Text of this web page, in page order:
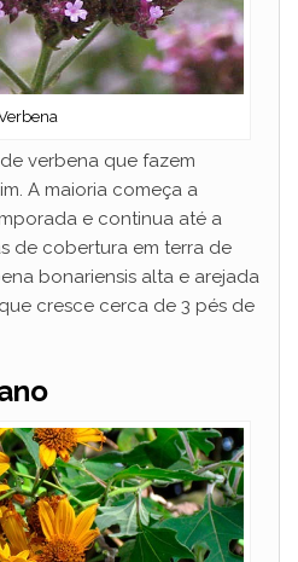
verbena que fazem
A maioria começa a
e continua até a
de cobertura em terra de
bonariensis alta e arejada
cresce cerca de 3 pés de